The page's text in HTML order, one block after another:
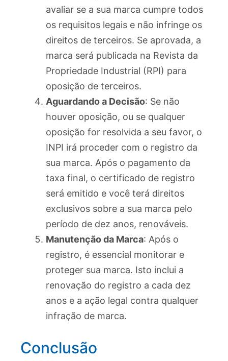
avaliar se a sua marca cumpre todos
os requisitos legais e não infringe os
direitos de terceiros. Se aprovada, a
marca será publicada na Revista da
Propriedade Industrial (RPI) para
oposição de terceiros.
Aguardando a Decisão: Se não
houver oposição, ou se qualquer
oposição for resolvida a seu favor, o
INPI irá proceder com o registro da
sua marca. Após o pagamento da
taxa final, o certificado de registro
será emitido e você terá direitos
exclusivos sobre a sua marca pelo
período de dez anos, renováveis.
Manutenção da Marca: Após o
registro, é essencial monitorar e
proteger sua marca. Isto inclui a
renovação do registro a cada dez
anos e a ação legal contra qualquer
infração de marca.
Conclusão